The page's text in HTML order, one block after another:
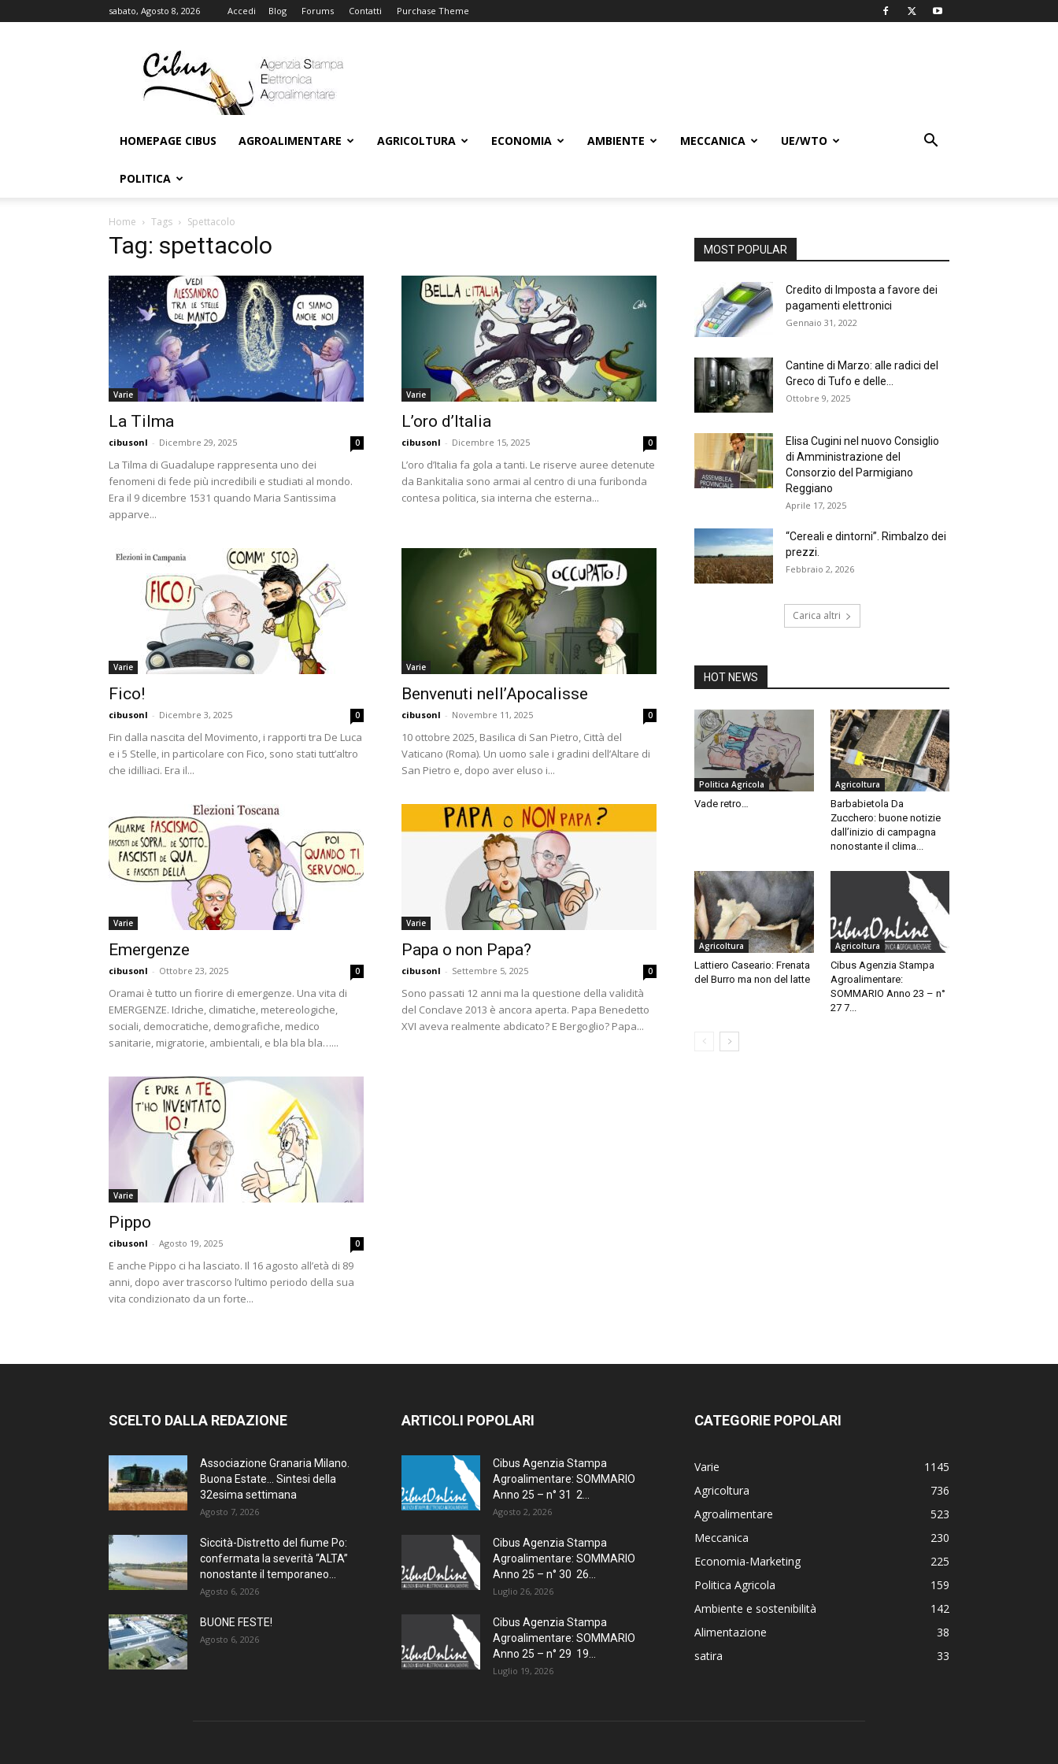
sabato, Agosto 8, 2026 Accedi Blog Forums Contatti Purchase Theme
Online
HOMEPAGE CIBUS AGROALIMENTARE AGRICOLTURA ECONOMIA AMBIENTE MECCANICA UE/WTO
POLITICA
Home Tags Spettacolo
Tag: spettacolo
Varie
La Tilma
cibusonl - Dicembre 29, 2025 0
La Tilma di Guadalupe rappresenta uno dei
fenomeni di fede più incredibili e studiati al mondo.
Era il 9 dicembre 1531 quando Maria Santissima
apparve...
Varie
L’oro d’Italia
cibusonl - Dicembre 15, 2025 0
L’oro d’Italia fa gola a tanti. Le riserve auree detenute
da Bankitalia sono armai al centro di una furibonda
contesa politica, sia interna che esterna...
Varie
Fico!
cibusonl - Dicembre 3, 2025 0
Fin dalla nascita del Movimento, i rapporti tra De Luca
e i 5 Stelle, in particolare con Fico, sono stati tutt’altro
che idilliaci. Era il...
Varie
Benvenuti nell’Apocalisse
cibusonl - Novembre 11, 2025 0
10 ottobre 2025, Basilica di San Pietro, Città del
Vaticano (Roma). Un uomo sale i gradini dell’Altare di
San Pietro e, dopo aver eluso i...
Varie
Emergenze
cibusonl - Ottobre 23, 2025 0
Oramai è tutto un fiorire di emergenze. Una vita di
EMERGENZE. Idriche, climatiche, metereologiche,
sociali, democratiche, demografiche, medico
sanitarie, migratorie, ambientali, e bla bla bla…...
Varie
Papa o non Papa?
cibusonl - Settembre 5, 2025 0
Sono passati 12 anni ma la questione della validità
del Conclave 2013 è ancora aperta. Papa Benedetto
XVI aveva realmente abdicato? E Bergoglio? Papa...
Varie
Pippo
cibusonl - Agosto 19, 2025 0
E anche Pippo ci ha lasciato. Il 16 agosto all’età di 89
anni, dopo aver trascorso l’ultimo periodo della sua
vita condizionato da un forte...
MOST POPULAR
Credito di Imposta a favore dei
pagamenti elettronici
Gennaio 31, 2022
Cantine di Marzo: alle radici del
Greco di Tufo e delle...
Ottobre 9, 2025
Elisa Cugini nel nuovo Consiglio
di Amministrazione del
Consorzio del Parmigiano
Reggiano
Aprile 17, 2025
“Cereali e dintorni”. Rimbalzo dei
prezzi.
Febbraio 2, 2026
Carica altri
HOT NEWS
Politica Agricola
Vade retro…
Agricoltura
Barbabietola Da
Zucchero: buone notizie
dall’inizio di campagna
nonostante il clima...
Agricoltura
Lattiero Caseario: Frenata
del Burro ma non del latte
Agricoltura
Cibus Agenzia Stampa
Agroalimentare:
SOMMARIO Anno 23 – n°
27 7...
SCELTO DALLA REDAZIONE
Associazione Granaria Milano.
Buona Estate… Sintesi della
32esima settimana
Agosto 7, 2026
Siccità-Distretto del fiume Po:
confermata la severità “ALTA”
nonostante il temporaneo...
Agosto 6, 2026
BUONE FESTE!
Agosto 6, 2026
ARTICOLI POPOLARI
Cibus Agenzia Stampa
Agroalimentare: SOMMARIO
Anno 25 – n° 31 2...
Agosto 2, 2026
Cibus Agenzia Stampa
Agroalimentare: SOMMARIO
Anno 25 – n° 30 26...
Luglio 26, 2026
Cibus Agenzia Stampa
Agroalimentare: SOMMARIO
Anno 25 – n° 29 19...
Luglio 19, 2026
CATEGORIE POPOLARI
Varie
1145
Agricoltura
736
Agroalimentare
523
Meccanica
230
Economia-Marketing
225
Politica Agricola
159
Ambiente e sostenibilità
142
Alimentazione
38
satira
33